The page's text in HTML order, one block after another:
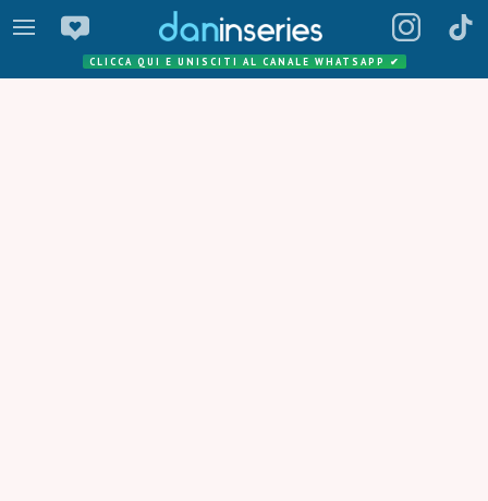
CLICCA QUI E UNISCITI AL CANALE WHATSAPP ✔